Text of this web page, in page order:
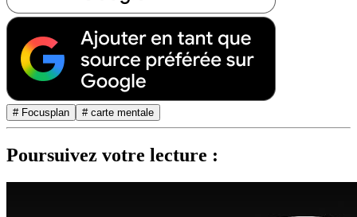
# Focusplan # carte mentale
Poursuivez votre lecture :